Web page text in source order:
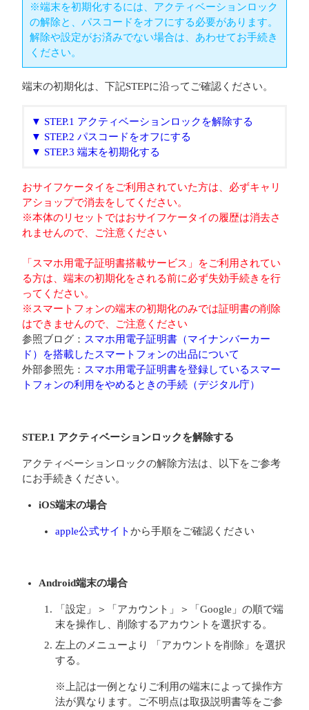
※端末を初期化するには、アクティベーションロック
の解除と、パスコードをオフにする必要があります。
解除や設定がお済みでない場合は、あわせてお手続き
ください。
端末の初期化は、下記STEPに沿ってご確認ください。
▼ STEP.1 アクティベーションロックを解除する
▼ STEP.2 パスコードをオフにする
▼ STEP.3 端末を初期化する
おサイフケータイをご利用されていた方は、必ずキャリ
アショップで消去をしてください。
※本体のリセットではおサイフケータイの履歴は消去さ
れませんので、ご注意ください
「スマホ用電子証明書搭載サービス」をご利用されてい
る方は、端末の初期化をされる前に必ず失効手続きを行
ってください。
※スマートフォンの端末の初期化のみでは証明書の削除
はできませんので、ご注意ください
参照ブログ： スマホ用電子証明書（マイナンバーカー
ド）を搭載したスマートフォンの出品について
外部参照先： スマホ用電子証明書を登録しているスマー
トフォンの利用をやめるときの手続（デジタル庁）
STEP.1 アクティベーションロックを解除する
アクティベーションロックの解除方法は、以下をご参考
にお手続きください。
iOS端末の場合
apple公式サイトから手順をご確認ください
Android端末の場合
「設定」＞「アカウント」＞「Google」の順で端
末を操作し、削除するアカウントを選択する。
左上のメニューより 「アカウントを削除」を選択
する。
※上記は一例となりご利用の端末によって操作方
法が異なります。ご不明点は取扱説明書等をご参